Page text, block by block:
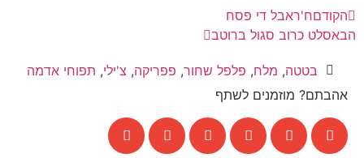
הקודםח'ראבל די פסח
הבאסלט כרוב סגול ברוטב
בטטה, מלח, פלפל שחור, פפריקה, צ'ילי, תפוחי אדמה
אהבתם? מוזמנים לשתף